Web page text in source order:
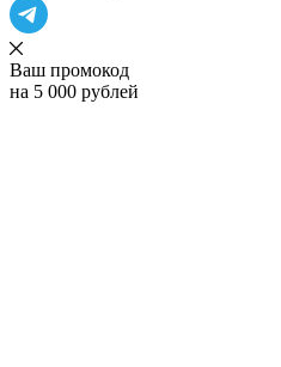
Ваш промокод
на 5 000 рублей